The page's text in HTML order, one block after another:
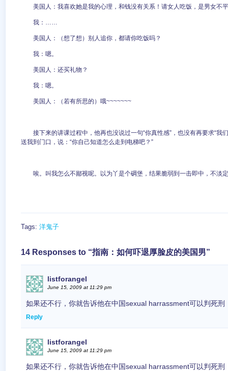
美国人：我喜欢她是我的心理，和钱没有关系！请女人吃饭，是男女不
我：……
美国人：（想了想）别人追你，都请你吃饭吗？
我：嗯。
美国人：还买礼物？
我：嗯。
美国人：（若有所思的）哦~~~~~~~
接下来的讲课过程中，他再也没说过一句“你真性感”，也没有再要求“我
送我到门口，说：“你自己知道怎么走到电梯吧？”
唉。叫我怎么不鄙视呢。以为丫是个碉堡，结果脆弱到一击即中，不淡
Tags: 洋鬼子
14 Responses to “指南：如何吓退厚脸皮的美国男”
listforangel
June 15, 2009 at 11:29 pm
如果还不行，你就告诉他在中国sexual harrassment可以判死刑
Reply
listforangel
June 15, 2009 at 11:29 pm
如果还不行，你就告诉他在中国sexual harrassment可以判死刑